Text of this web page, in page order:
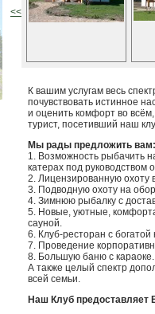
<<
К вашим услугам весь
почувствовать истинное
и оценить комфорт во
турист, посетивший наш
Мы рады предложить вам:
1. Возможность рыбачить
катерах под
2. Лицензированную охоту
3. Подводную охоту на
4. Зимнюю рыбалку с
5. Новые, уютные,
сауной.
6. Клуб-ресторан с
7. Проведение
8. Большую баню с караоке.
А также целый спектр
всей семьи.
Наш Клуб предоставляет